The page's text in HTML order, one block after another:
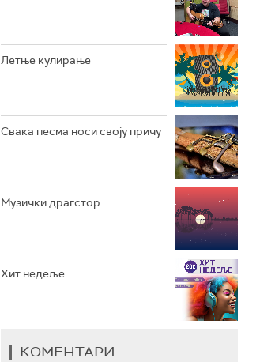
РАДИО ВРТЕШКА
РАДИО ЏЕЗЕР
Летње кулирање
Свака песма носи своју причу
Музички драгстор
Хит недеље
КОМЕНТАРИ